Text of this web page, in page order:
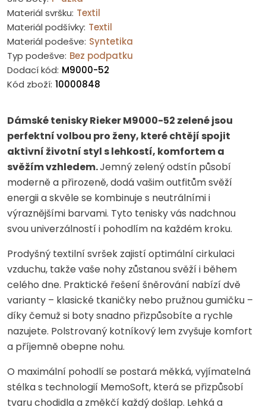
Materiál svršku: Textil
Materiál podšívky: Textil
Materiál podešve: Syntetika
Typ podešve: Bez podpatku
Dodací kód: M9000-52
Kód zboží: 10000848
Dámské tenisky Rieker M9000-52 zelené jsou
perfektní volbou pro ženy, které chtějí spojit
aktivní životní styl s lehkostí, komfortem a
svěžím vzhledem.Jemný zelený odstín působí
moderně a přirozeně, dodá vašim outfitům svěží
energii a skvěle se kombinuje s neutrálními i
výraznějšími barvami. Tyto tenisky vás nadchnou
svou univerzálností i pohodlím na každém kroku.
Prodyšný textilní svršek zajistí optimální cirkulaci
vzduchu, takže vaše nohy zůstanou svěží i během
celého dne. Praktické řešení šněrování nabízí dvě
varianty – klasické tkaničky nebo pružnou gumičku –
díky čemuž si boty snadno přizpůsobíte a rychle
nazujete. Polstrovaný kotníkový lem zvyšuje komfort
a příjemně obepne nohu.
O maximální pohodlí se postará měkká, vyjímatelná
stélka s technologií MemoSoft, která se přizpůsobí
tvaru chodidla a změkčí každý došlap. Lehká a